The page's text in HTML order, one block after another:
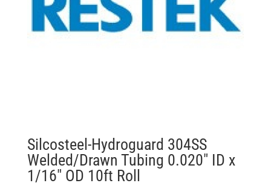
Silcosteel-Hydroguard 304SS
Welded/Drawn Tubing 0.020″ ID x
1/16″ OD 10ft Roll